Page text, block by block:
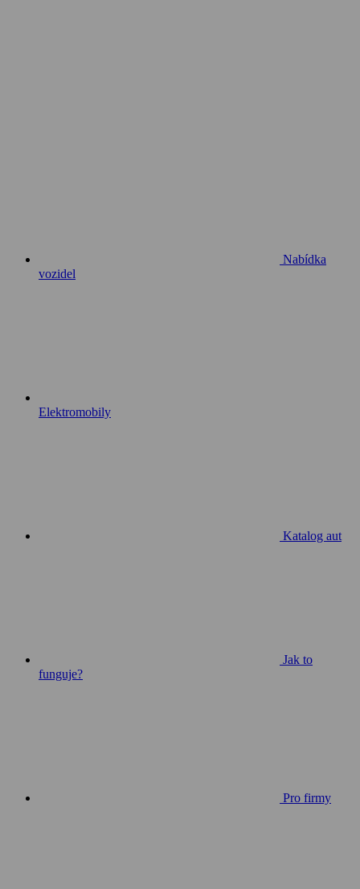
Nabídka
vozidel
Elektromobily
Katalog aut
Jak to
funguje?
Pro firmy